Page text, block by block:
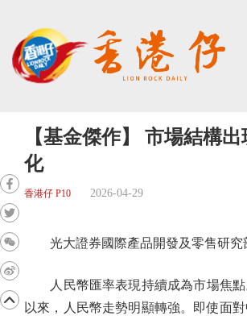
【基金傑作】 市場結構
化
香港仔 P10 2026-04-29
光大證券國際產品開發及零售研究
人民幣匯率表現持續成為市場焦點
以來，人民幣走勢明顯轉強。即使面